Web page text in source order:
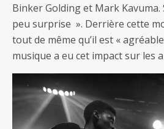
Binker Golding et Mark Kavuma.
peu surprise ». Derrière cette
tout de même qu’il est «
musique a eu cet impact sur les